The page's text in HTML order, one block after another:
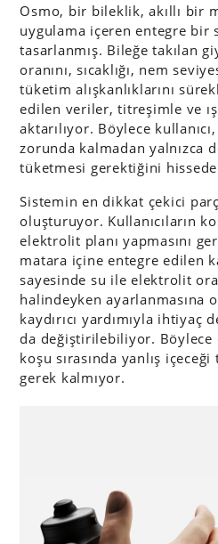
Osmo, bir bileklik, akıllı bir
uygulama içeren entegre bir
tasarlanmış. Bileğe takılan
oranını, sıcaklığı, nem
tüketim alışkanlıklarını
edilen veriler, titreşimle ve
aktarılıyor. Böylece
zorunda kalmadan yalnızca
tüketmesi gerektiğini
Sistemin en dikkat çekici
oluşturuyor. Kullanıcıların
elektrolit planı yapmasını
matara içine entegre edilen
sayesinde su ile elektrolit
halindeyken ayarlanmasına
kaydırıcı yardımıyla ihtiyaç
da değiştirilebiliyor. Böylece
koşu sırasında yanlış
gerek kalmıyor.